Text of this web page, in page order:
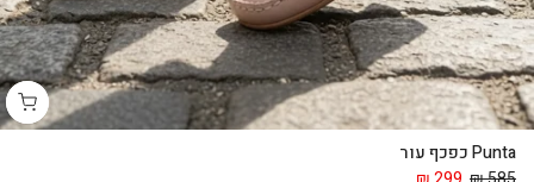
Punta כפכף עור